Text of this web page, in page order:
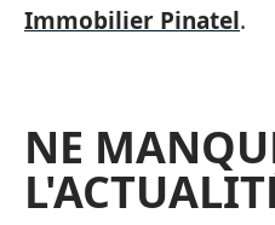
Immobilier Pinatel.
NE